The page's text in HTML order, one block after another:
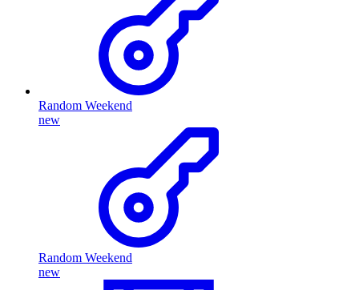
Random Weekend
new
Random Weekend
new